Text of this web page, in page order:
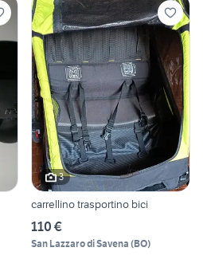
3
carrellino trasportino bici
110 €
San Lazzaro di Savena (BO)